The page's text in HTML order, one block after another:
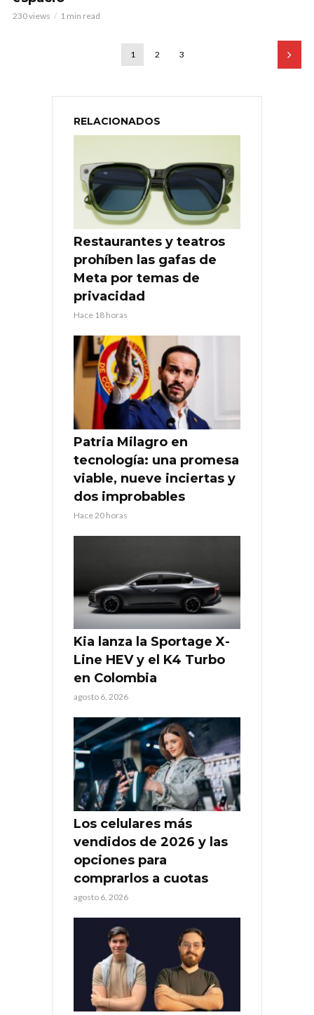
230 views 1 min read
1 2 3
RELACIONADOS
Restaurantes y teatros
prohíben las gafas de
Meta por temas de
privacidad
Hace 18 horas
Patria Milagro en
tecnología: una promesa
viable, nueve inciertas y
dos improbables
Hace 20 horas
Kia lanza la Sportage X-
Line HEV y el K4 Turbo
en Colombia
agosto 6, 2026
Los celulares más
vendidos de 2026 y las
opciones para
comprarlos a cuotas
agosto 6, 2026